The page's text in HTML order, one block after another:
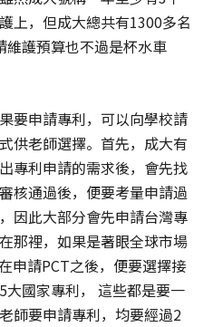
上，但成大總共有1300多名
護預算也不過是杯水車
要申請專利，可以向學校請
供老師選擇。首先，成大有
專利申請的需求後，會先找
核通過後，便要考量申請過
因此大部分會先申請台灣專
那裡，如果是著眼全球市場
申請PCT之後，便要選擇接
國家專利， 這些都是要一
師要申請專利，均要經過2